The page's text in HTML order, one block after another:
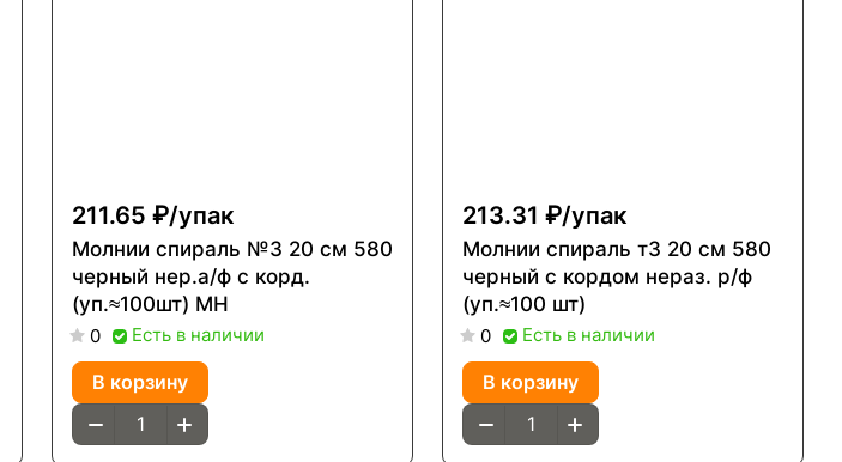
211.65 ₽/упак
Молнии спираль №3 20 см 580
черный нер.а/ф с корд.
(уп.≈100шт) МН
0 Есть в наличии
В корзину
213.31 ₽/упак
Молнии спираль т3 20 см 580
черный с кордом нераз. р/ф
(уп.≈100 шт)
0 Есть в наличии
В корзину